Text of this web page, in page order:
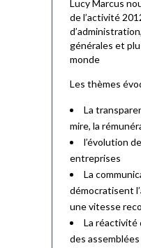
Lucy Marcus
de l’activité
générales et
monde
Les thèmes
La
mire, la
l’évolution
entreprises
La
démocratisent
une vitesse
La réactivité
des